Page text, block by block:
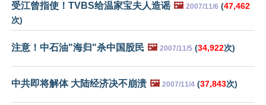
受江曾指使！TVBS给温家宝夫人造谣 🖼️ 2007/11/6 (47,462
次)
注意！中石油"海归"杀中国股民 🖼️ 2007/11/5 (34,922次)
中共即将解体 大陆经济决不崩溃 🖼️ 2007/11/4 (37,843次)